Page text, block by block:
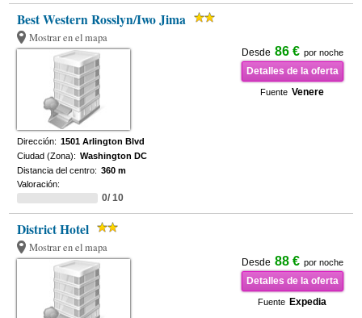
Best Western Rosslyn/Iwo Jima
Mostrar en el mapa
Desde 86 € por noche
Detalles de la oferta
Fuente Venere
Dirección: 1501 Arlington Blvd
Ciudad (Zona): Washington DC
Distancia del centro: 360 m
Valoración:
0/ 10
District Hotel
Mostrar en el mapa
Desde 88 € por noche
Detalles de la oferta
Fuente Expedia